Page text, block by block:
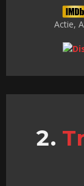
Actie,